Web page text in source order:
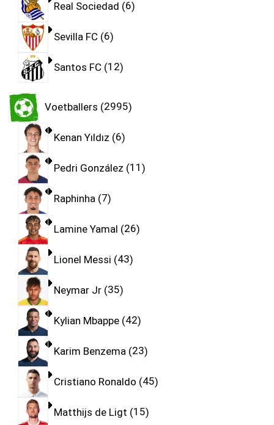
Real Sociedad 6
Sevilla FC 6
Santos FC 12
Voetballers 2995
Kenan Yıldız 6
Pedri González 11
Raphinha 7
Lamine Yamal 26
Lionel Messi 43
Neymar Jr 35
Kylian Mbappe 42
Karim Benzema 23
Cristiano Ronaldo 45
Matthijs de Ligt 15